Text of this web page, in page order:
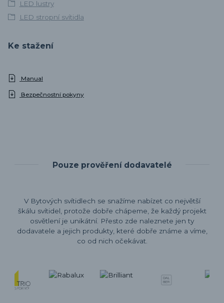
LED lustry
LED stropní svítidla
Ke stažení
Manual
Bezpečnostní pokyny
Pouze prověření dodavatelé
V Bytových svítidlech se snažíme nabízet co největší
škálu svítidel, protože dobře chápeme, že každý projekt
osvětlení je unikátní. Přesto zde naleznete jen ty
dodavatele a jejich produkty, které dobře známe a víme,
co od nich očekávat.